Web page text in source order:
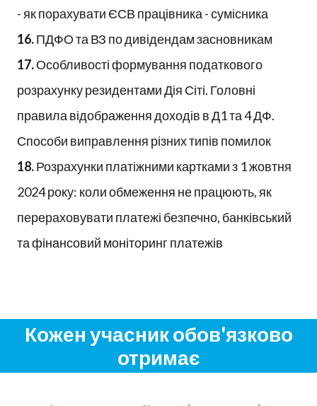
- як порахувати ЄСВ працівника - сумісника
16.ПДФО та ВЗ по дивідендам засновникам
17.Особливості формування податкового
розрахунку резидентами Дія Сіті. Головні
правила відображення доходів в Д1 та 4 ДФ.
Способи виправлення різних типів помилок
18.Розрахунки платіжними картками з 1 жовтня
2024 року: коли обмеження не працюють, як
перераховувати платежі безпечно, банківський
та фінансовий моніторинг платежів
Кожен учасник обов'язково
отримає